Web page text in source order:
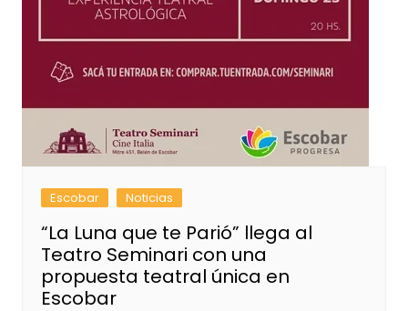
Escobar Noticias
“La Luna que te Parió” llega al
Teatro Seminari con una
propuesta teatral única en
Escobar